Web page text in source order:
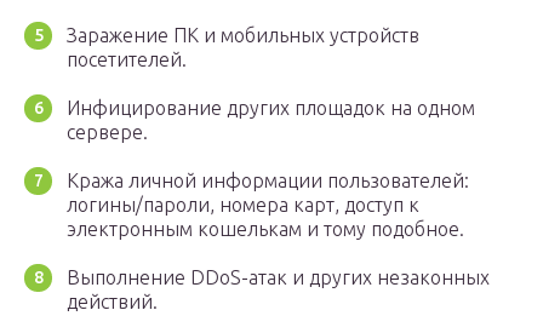
Заражение ПК и мобильных устройств
посетителей.
Инфицирование других площадок на одном
сервере.
Кража личной информации пользователей:
логины/пароли, номера карт, доступ к
электронным кошелькам и тому подобное.
Выполнение DDoS-атак и других незаконных
действий.